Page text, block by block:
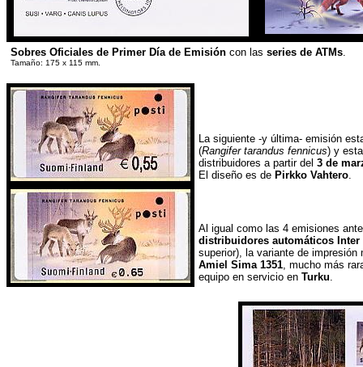
Sobres Oficiales de Primer Día de Emisión con las series de ATMs.
Tamaño: 175 x 115 mm.
La siguiente -y última- emisión
(Rangifer tarandus fennicus) y
distribuidores a partir del 3 de
El diseño es de Pirkko Vahtero.
Al igual como las 4 emisiones
distribuidores automáticos Inter
superior), la variante de impresión
Amiel Sima 1351, mucho más
equipo en servicio en Turku.